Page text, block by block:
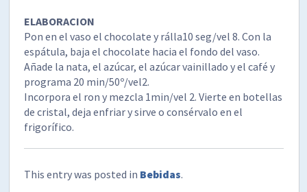
ELABORACION
Pon en el vaso el chocolate y rálla10 seg/vel 8. Con la
espátula, baja el chocolate hacia el fondo del vaso.
Añade la nata, el azúcar, el azúcar vainillado y el café y
programa 20 min/50º/vel2.
Incorpora el ron y mezcla 1min/vel 2. Vierte en botellas
de cristal, deja enfriar y sirve o consérvalo en el
frigorífico.
This entry was posted in Bebidas.